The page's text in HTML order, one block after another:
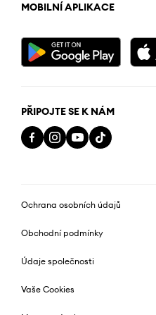
MOBILNÍ APLIKACE
PŘIPOJTE SE K NÁM
Ochrana osobních údajů
Obchodní podmínky
Údaje společnosti
Vaše Cookies